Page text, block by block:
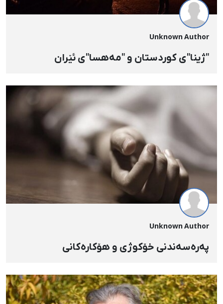
Unknown Author
"ژینا"ی کوردستان و "مەهسا"ی ئێران
Unknown Author
پەرەسەندنی خۆکوژی و هۆکارەکانی